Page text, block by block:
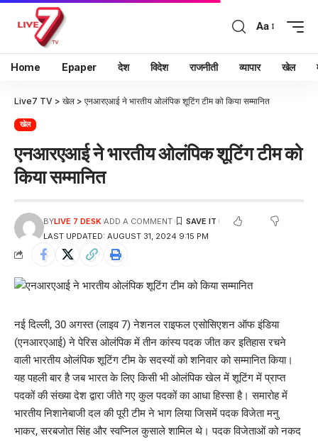
Aa
Home Epaper देश विदेश राजनीती व्यापार खेल
Live7 TV > खेल > एनआरएआई ने भारतीय ओलंपिक शूटिंग टीम को किया सम्मानित
खेल
एनआरएआई ने भारतीय ओलंपिक शूटिंग टीम को
किया सम्मानित
LAST UPDATED: AUGUST 31, 2024 9:15 PM
BYLIVE 7 DESK ADD A COMMENT
नई दिल्ली, 30 अगस्त (लाइव 7) नेशनल राइफल एसोसिएशन ऑफ इंडिया
(एनआरएआई) ने पेरिस ओलंपिक में तीन कांस्य पदक जीत कर इतिहास रचने
वाली भारतीय ओलंपिक शूटिंग टीम के सदस्यों को शनिवार को सम्मानित किया।
यह पहली बार है जब भारत के लिए किसी भी ओलंपिक खेल में शूटिंग में प्राप्त
पदकों की संख्या देश द्वारा जीते गए कुल पदकों का आधा हिस्सा है। समारोह में
भारतीय निशानेबाजी दल की पूरी टीम ने भाग लिया जिसमें पदक विजेता मनु
भाकर, सरबजोत सिंह और स्वप्निल कुसाले शामिल थे। पदक विजेताओं को नकद